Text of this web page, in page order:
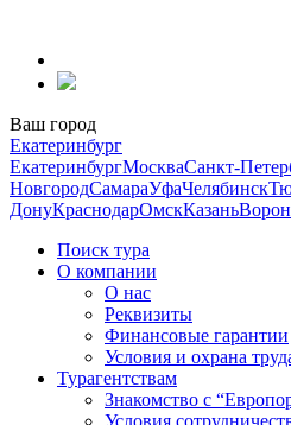
содержанию
Ваш город
Екатеринбург
ЕкатеринбургМоскваСанкт-
НовгородСамараУфаЧелябинск
ДонуКраснодарОмскКазань
Поиск тура
О компании
О нас
Реквизиты
Финансовые гарантии
Условия и охрана
Турагентствам
Знакомство с
Условия